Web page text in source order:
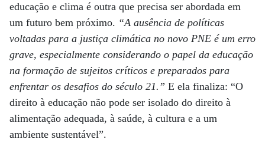
educação e clima é outra que precisa ser abordada em
um futuro bem próximo. “A ausência de políticas
voltadas para a justiça climática no novo PNE é um erro
grave, especialmente considerando o papel da educação
na formação de sujeitos críticos e preparados para
enfrentar os desafios do século 21.” E ela finaliza: “O
direito à educação não pode ser isolado do direito à
alimentação adequada, à saúde, à cultura e a um
ambiente sustentável”.